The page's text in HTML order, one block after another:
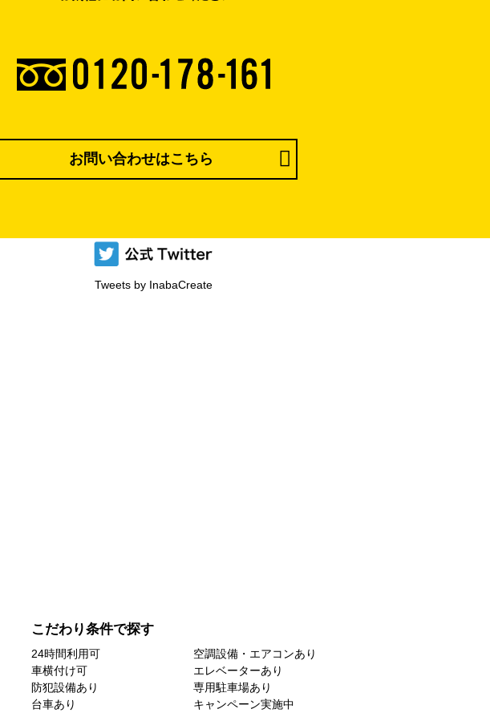
お問い合わせはこちら
Tweets by InabaCreate
こだわり条件で探す
24時間利用可
空調設備・エアコンあり
車横付け可
エレベーターあり
防犯設備あり
専用駐車場あり
台車あり
キャンペーン実施中